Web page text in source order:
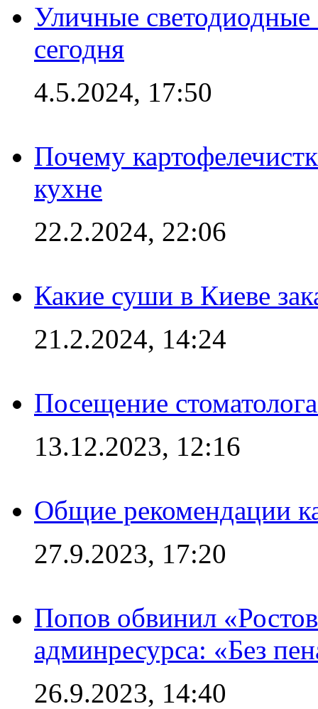
Уличные
сегодня
4.5.2024, 17:50
Почему
кухне
22.2.2024, 22:06
Какие суши в Киеве
21.2.2024, 14:24
Посещение
13.12.2023, 12:16
Общие рекомендации
27.9.2023, 17:20
Попов обвинил
админресурса: «Без
26.9.2023, 14:40